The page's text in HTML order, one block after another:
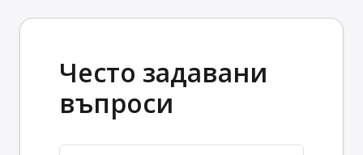
Често задавани
въпроси